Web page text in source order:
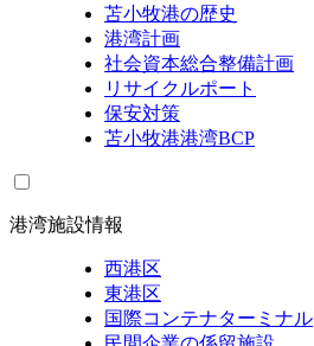
苫小牧港の歴史
港湾計画
社会資本総合整備計画
リサイクルポート
保安対策
苫小牧港港湾BCP
港湾施設情報
西港区
東港区
国際コンテナターミナル